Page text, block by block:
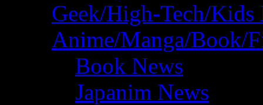
Geek/High-Tech/Kids
Anime/Manga/Book/
Book News
Japanim News